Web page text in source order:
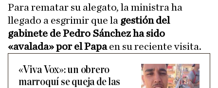
Para rematar su alegato, la ministra ha
llegado a esgrimir que la gestión del
gabinete de Pedro Sánchez ha sido
«avalada» por el Papaen su reciente visita.
«Viva Vox»: un obrero
marroquí se queja de las